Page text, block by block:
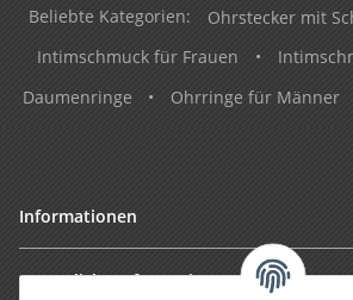
Beliebte Kategorien: Ohrstecker mit
Intimschmuck für Frauen
•
Daumenringe
• Ohrringe für Männer
Informationen
Gesetzliche Informationen